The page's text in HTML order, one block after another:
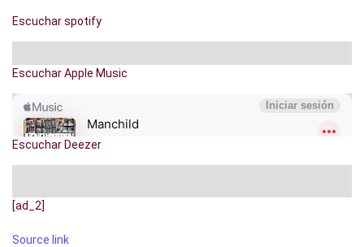
Escuchar spotify
Escuchar Apple Music
Escuchar Deezer
[ad_2]
Source link